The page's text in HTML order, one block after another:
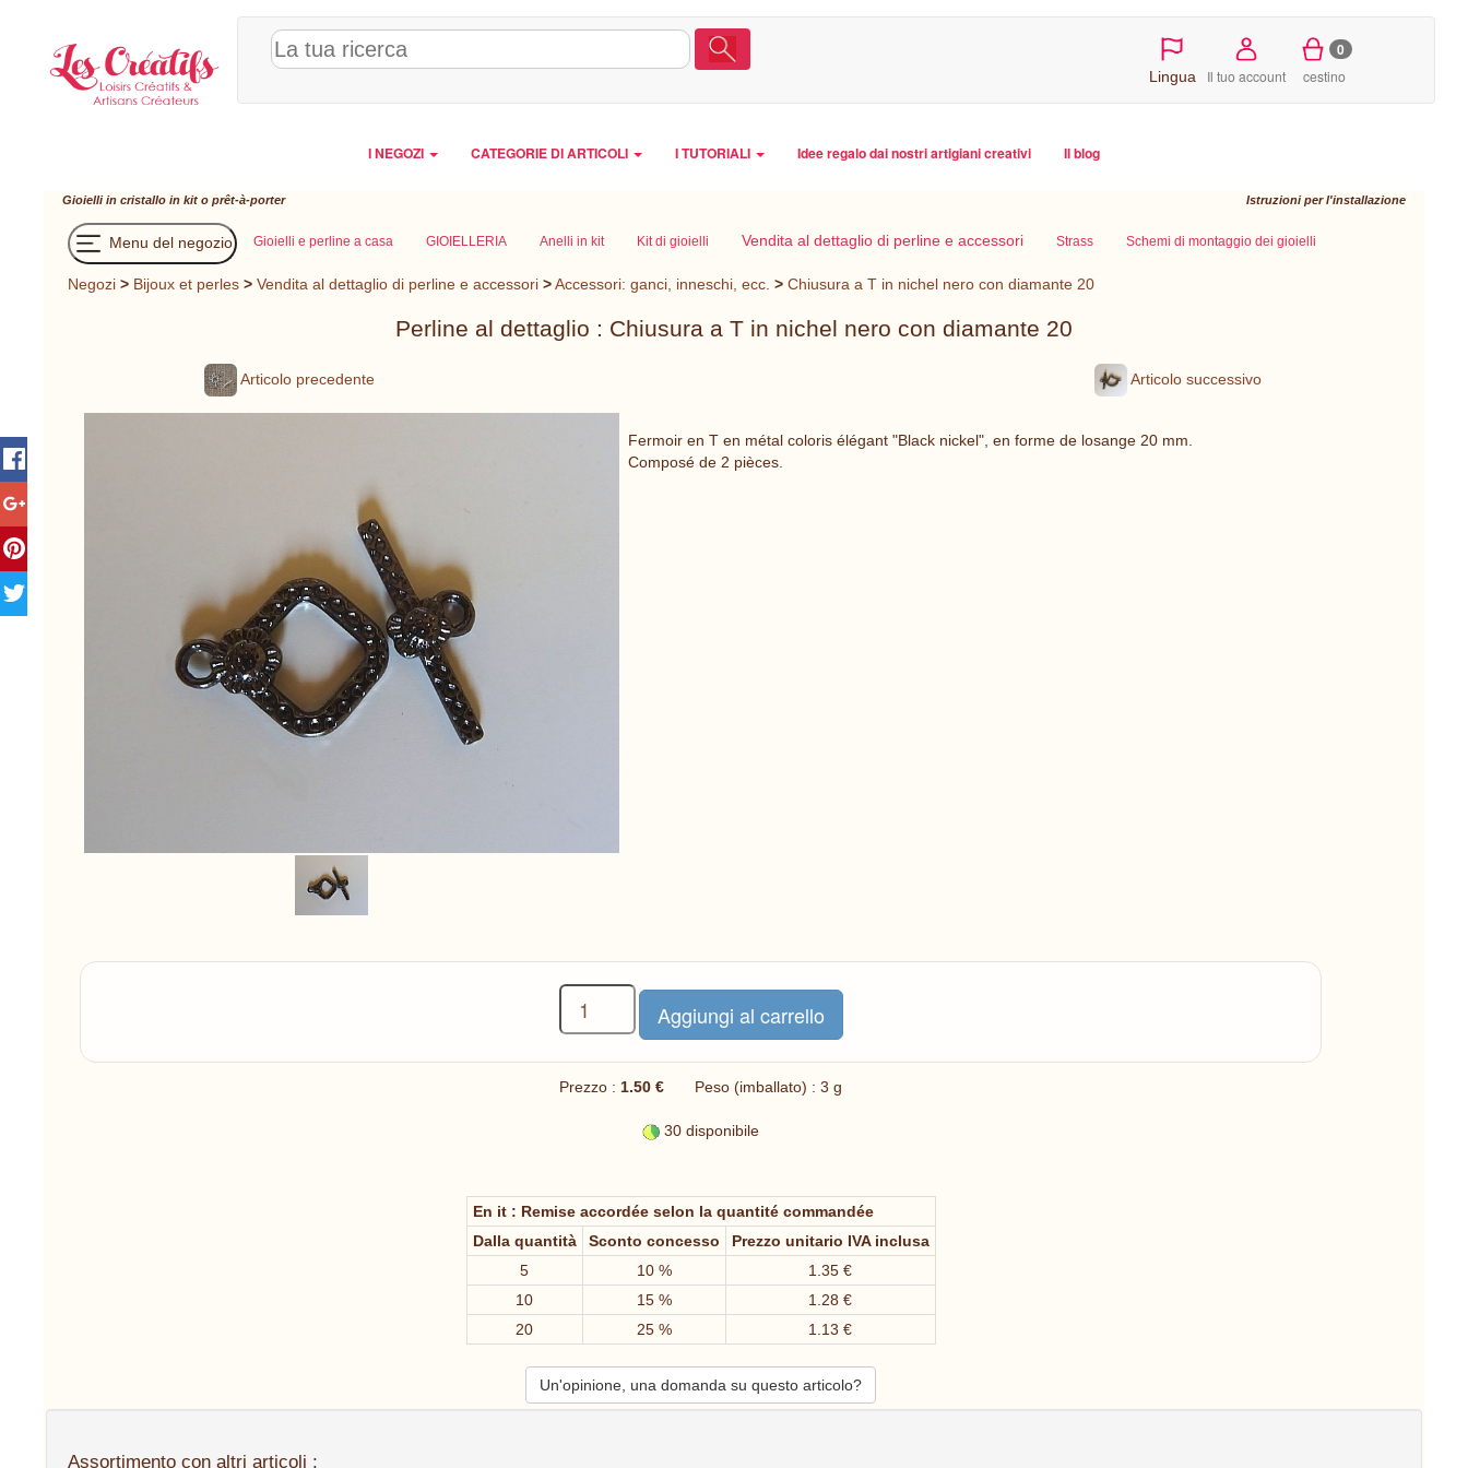
Lingua Il tuo account
0
cestino
I NEGOZI CATEGORIE DI ARTICOLI I TUTORIALI Idee regalo dai nostri artigiani creativi Il blog
Gioielli in cristallo in kit o prêt-à-porter Istruzioni per l'installazione
Menu del negozio Gioielli e perline a casa GIOIELLERIA Anelli in kit Kit di gioielli Vendita al dettaglio di perline e accessori Strass Schemi di montaggio dei gioielli
Negozi > Bijoux et perles > Vendita al dettaglio di perline e accessori >Accessori: ganci, inneschi, ecc. > Chiusura a T in nichel nero con diamante 20
Perline al dettaglio : Chiusura a T in nichel nero con diamante 20
Articolo precedente Articolo successivo
Fermoir en T en métal coloris élégant "Black nickel", en forme de losange 20 mm.
Composé de 2 pièces.
Prezzo : 1.50 € Peso (imballato) : 3 g
30 disponibile
En it : Remise accordée selon la quantité commandée
Dalla quantità
Sconto concesso
Prezzo unitario IVA inclusa
5
10 %
1.35 €
10
15 %
1.28 €
20
25 % 1.13 €
Un'opinione, una domanda su questo articolo?
Assortimento con altri articoli :